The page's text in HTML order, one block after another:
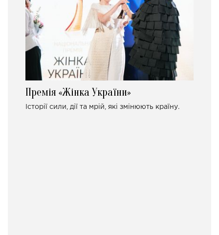
Премія «Жінка України»
Історії сили, дії та мрій, які змінюють країну.